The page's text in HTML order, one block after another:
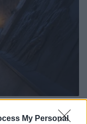
My Personal